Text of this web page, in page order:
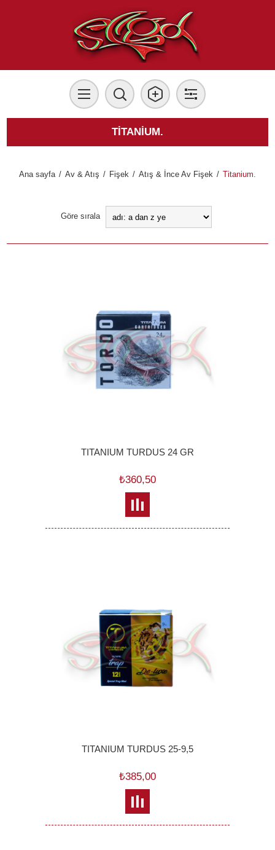
TITANIUM.
Ana sayfa / Av & Atış / Fişek / Atış & İnce Av Fişek / Titanium.
Göre sırala
TITANIUM TURDUS 24 GR
₺360,50
TITANIUM TURDUS 25-9,5
₺385,00